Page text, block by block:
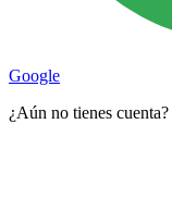
Google
¿Aún no tienes cuenta?